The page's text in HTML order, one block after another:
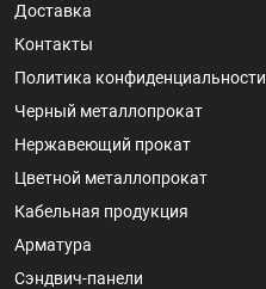
Доставка
Контакты
Политика конфиденциальности
Черный металлопрокат
Нержавеющий прокат
Цветной металлопрокат
Кабельная продукция
Арматура
Сэндвич-панели